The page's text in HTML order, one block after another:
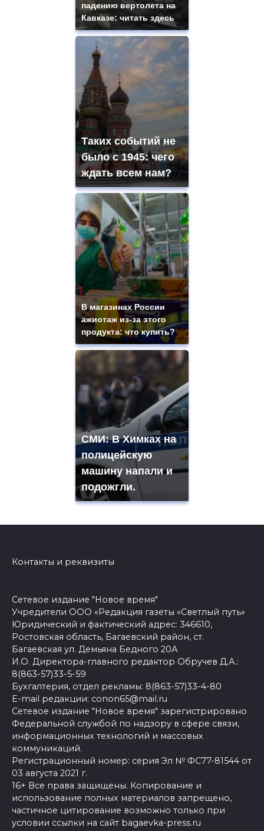
падению вертолета на
Кавказе: читать здесь
Таких событий не
было с 1945: чего
ждать всем нам?
В магазинах России
ажиотаж из-за этого
продукта: что купить?
СМИ: В Химках на
полицейскую
машину напали и
подожгли.
Контакты и реквизиты
Сетевое издание "Новое время"
Учредители ООО «Редакция газеты «Светлый путь»
Юридический и фактический адрес: 346610,
Ростовская область, Багаевский район, ст.
Багаевская ул. Демьяна Бедного 20А
И.О. Директора-главного редактор Обручев Д.А.:
8(863-57)33-5-59
Бухгалтерия, отдел рекламы: 8(863-57)33-4-80
E-mail редакции: conon65@mail.ru
Сетевое издание "Новое время" зарегистрировано
Федеральной службой по надзору в сфере связи,
информационных технологий и массовых
коммуникаций.
Регистрационный номер: серия Эл № ФС77-81544 от
03 августа 2021 г.
16+ Все права защищены. Копирование и
использование полных материалов запрещено,
частичное цитирование возможно только при
условии ссылки на сайт bagaevka-press.ru